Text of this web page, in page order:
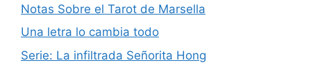
Notas Sobre el Tarot de Marsella
Una letra lo cambia todo
Serie: La infiltrada Señorita Hong